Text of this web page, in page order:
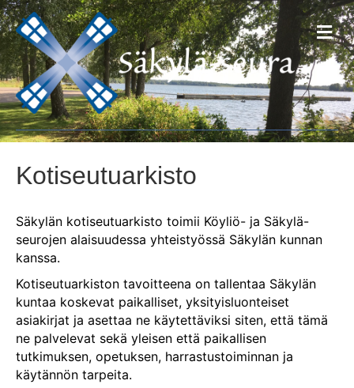
V
a
l
k
k
o
Kotiseutuarkisto
Säkylän kotiseutuarkisto toimii Köyliö- ja Säkylä-
seurojen alaisuudessa yhteistyössä Säkylän kunnan
kanssa.
Kotiseutuarkiston tavoitteena on tallentaa Säkylän
kuntaa koskevat paikalliset, yksityisluonteiset
asiakirjat ja asettaa ne käytettäviksi siten, että tämä
ne palvelevat sekä yleisen että paikallisen
tutkimuksen, opetuksen, harrastustoiminnan ja
käytännön tarpeita.